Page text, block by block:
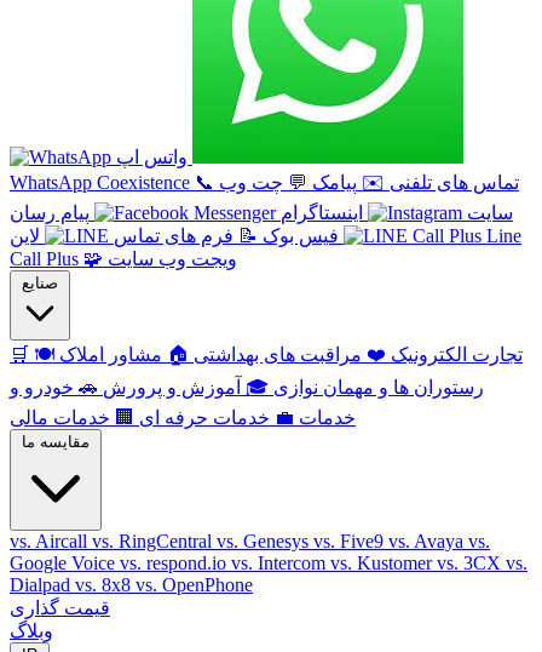
واتس اپ
WhatsApp Coexistence 📞 تماس های تلفنی ✉️ پیامک 💬 چت وب
سایت
اینستاگرام
پیام رسان
فیس بوک 📝 فرم های تماس لاین
Line
Call Plus 🧩 ویجت وب سایت
صنایع
🛒 تجارت الکترونیک ❤️ مراقبت های بهداشتی 🏠 مشاور املاک 🍽️
رستوران ها و مهمان نوازی 🎓 آموزش و پرورش 🚗 خودرو و
خدمات 💼 خدمات حرفه ای 🏢 خدمات مالی
مقایسه ما
vs. Aircall vs. RingCentral vs. Genesys vs. Five9 vs. Avaya vs.
Google Voice vs. respond.io vs. Intercom vs. Kustomervs. 3CX vs.
Dialpad vs. 8x8 vs. OpenPhone
قیمت گذاری
وبلاگ